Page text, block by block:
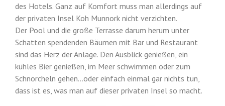
des Hotels. Ganz auf Komfort muss man allerdings auf
der privaten Insel Koh Munnork nicht verzichten.
Der Pool und die große Terrasse darum herum unter
Schatten spendenden Bäumen mit Bar und Restaurant
sind das Herz der Anlage. Den Ausblick genießen, ein
kühles Bier genießen, im Meer schwimmen oder zum
Schnorcheln gehen...oder einfach einmal gar nichts tun,
dass ist es, was man auf dieser privaten Insel so macht.